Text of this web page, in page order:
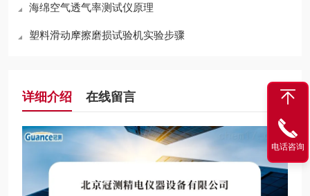
海绵空气透气率测试仪原理
塑料滑动摩擦磨损试验机实验步骤
详细介绍 在线留言
电话咨询